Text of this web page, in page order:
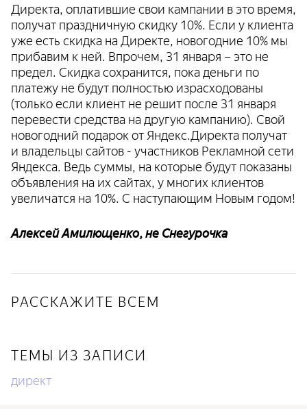
Директа, оплатившие свои кампании в это время,
получат праздничную скидку 10%. Если у клиента
уже есть скидка на Директе, новогодние 10% мы
прибавим к ней. Впрочем, 31 января – это не
предел. Скидка сохранится, пока деньги по
платежу не будут полностью израсходованы
(только если клиент не решит после 31 января
перевести средства на другую кампанию). Свой
новогодний подарок от Яндекс.Директа получат
и владельцы сайтов - участников Рекламной сети
Яндекса. Ведь суммы, на которые будут показаны
объявления на их сайтах, у многих клиентов
увеличатся на 10%. С наступающим Новым годом!
Алексей Амилющенко, не Снегурочка
РАССКАЖИТЕ ВСЕМ
ТЕМЫ ИЗ ЗАПИСИ
директ